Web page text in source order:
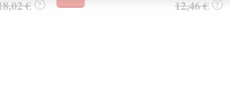
€ ? 12,46 € ?